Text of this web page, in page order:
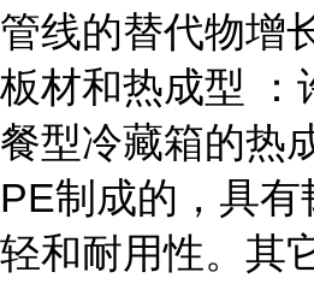
管线的替代物增
板材和热成型 ：
餐型冷藏箱的热
PE制成的，具有
轻和耐用性。其